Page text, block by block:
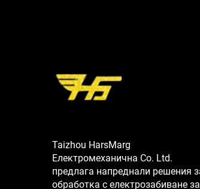
Taizhou HarsMarg
Електромеханична Co. Ltd.
предлага напреднали решения
обработка с електрозабиване за